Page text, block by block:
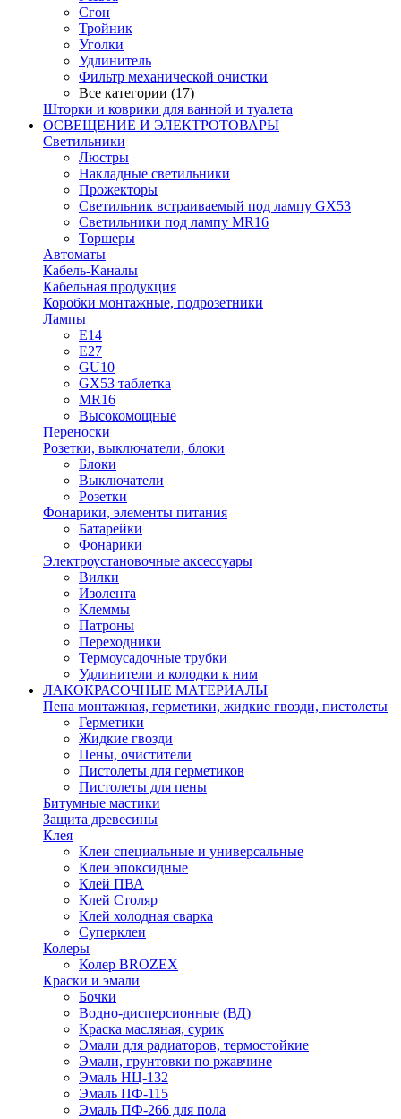
Сгон
Тройник
Уголки
Удлинитель
Фильтр механической очистки
Все категории (17)
Шторки и коврики для ванной и туалета
ОСВЕЩЕНИЕ И ЭЛЕКТРОТОВАРЫ
Светильники
Люстры
Накладные светильники
Прожекторы
Светильник встраиваемый под лампу GX53
Светильники под лампу MR16
Торшеры
Автоматы
Кабель-Каналы
Кабельная продукция
Коробки монтажные, подрозетники
Лампы
E14
E27
GU10
GX53 таблетка
MR16
Высокомощные
Переноски
Розетки, выключатели, блоки
Блоки
Выключатели
Розетки
Фонарики, элементы питания
Батарейки
Фонарики
Электроустановочные аксессуары
Вилки
Изолента
Клеммы
Патроны
Переходники
Термоусадочные трубки
Удлинители и колодки к ним
ЛАКОКРАСОЧНЫЕ МАТЕРИАЛЫ
Пена монтажная, герметики, жидкие гвозди, пистолеты
Герметики
Жидкие гвозди
Пены, очистители
Пистолеты для герметиков
Пистолеты для пены
Битумные мастики
Защита древесины
Клея
Клеи специальные и универсальные
Клеи эпоксидные
Клей ПВА
Клей Столяр
Клей холодная сварка
Суперклеи
Колеры
Колер BROZEX
Краски и эмали
Бочки
Водно-дисперсионные (ВД)
Краска масляная, сурик
Эмали для радиаторов, термостойкие
Эмали, грунтовки по ржавчине
Эмаль НЦ-132
Эмаль ПФ-115
Эмаль ПФ-266 для пола